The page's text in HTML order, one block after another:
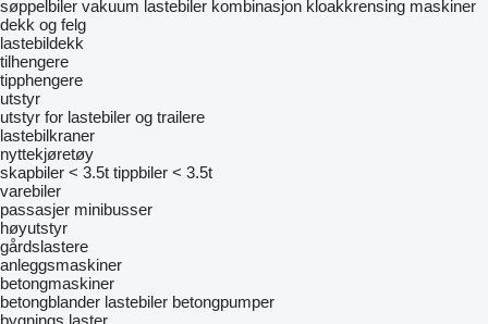
søppelbiler vakuum lastebiler kombinasjon kloakkrensing maskiner
dekk og felg
lastebildekk
tilhengere
tipphengere
utstyr
utstyr for lastebiler og trailere
lastebilkraner
nyttekjøretøy
skapbiler < 3.5t tippbiler < 3.5t
varebiler
passasjer minibusser
høyutstyr
gårdslastere
anleggsmaskiner
betongmaskiner
betongblander lastebiler betongpumper
bygnings laster